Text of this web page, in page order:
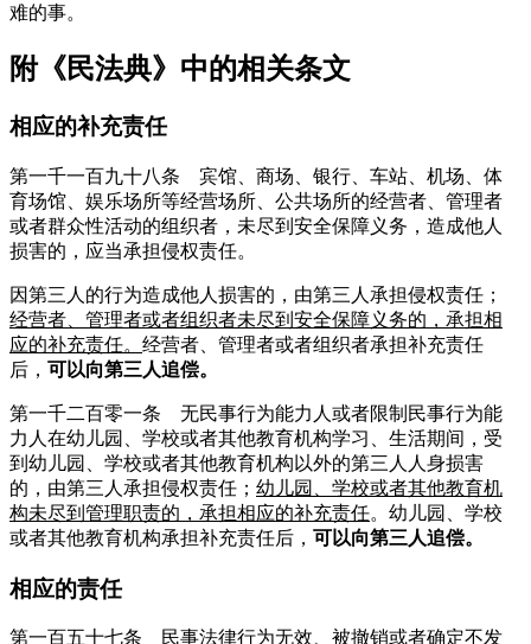
难的事。
附《民法典》中的相关条文
相应的补充责任
第一千一百九十八条 宾馆、商场、银行、车站、机场、体
育场馆、娱乐场所等经营场所、公共场所的经营者、管理者
或者群众性活动的组织者，未尽到安全保障义务，造成他人
损害的，应当承担侵权责任。
因第三人的行为造成他人损害的，由第三人承担侵权责任；
经营者、管理者或者组织者未尽到安全保障义务的，承担相
应的补充责任。 经营者、管理者或者组织者承担补充责任
后， 可以向第三人追偿。
第一千二百零一条 无民事行为能力人或者限制民事行为能
力人在幼儿园、学校或者其他教育机构学习、生活期间，受
到幼儿园、学校或者其他教育机构以外的第三人人身损害
的，由第三人承担侵权责任； 幼儿园、学校或者其他教育机
构未尽到管理职责的，承担相应的补充责任。幼儿园、学校
或者其他教育机构承担补充责任后， 可以向第三人追偿。
相应的责任
第一百五十七条 民事法律行为无效、被撤销或者确定不发